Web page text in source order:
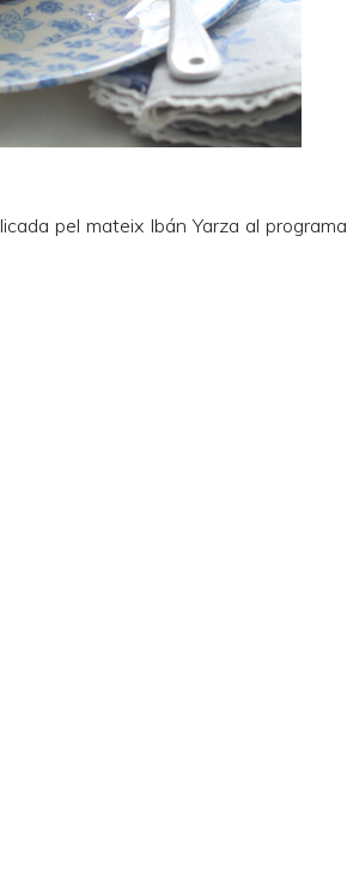
pel mateix Ibán Yarza al programa